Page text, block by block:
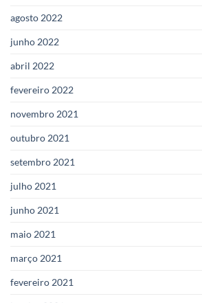
agosto 2022
junho 2022
abril 2022
fevereiro 2022
novembro 2021
outubro 2021
setembro 2021
julho 2021
junho 2021
maio 2021
março 2021
fevereiro 2021